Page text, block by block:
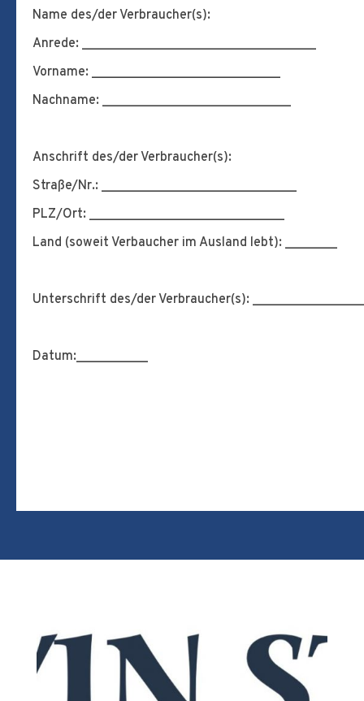
Name des/der Verbraucher(s):
Anrede: ____________________________________
Vorname: _____________________________
Nachname: _____________________________
Anschrift des/der Verbraucher(s):
Straße/Nr.: ______________________________
PLZ/Ort: ______________________________
Land (soweit Verbaucher im Ausland lebt): ________
Unterschrift des/der Verbraucher(s):
Datum:___________